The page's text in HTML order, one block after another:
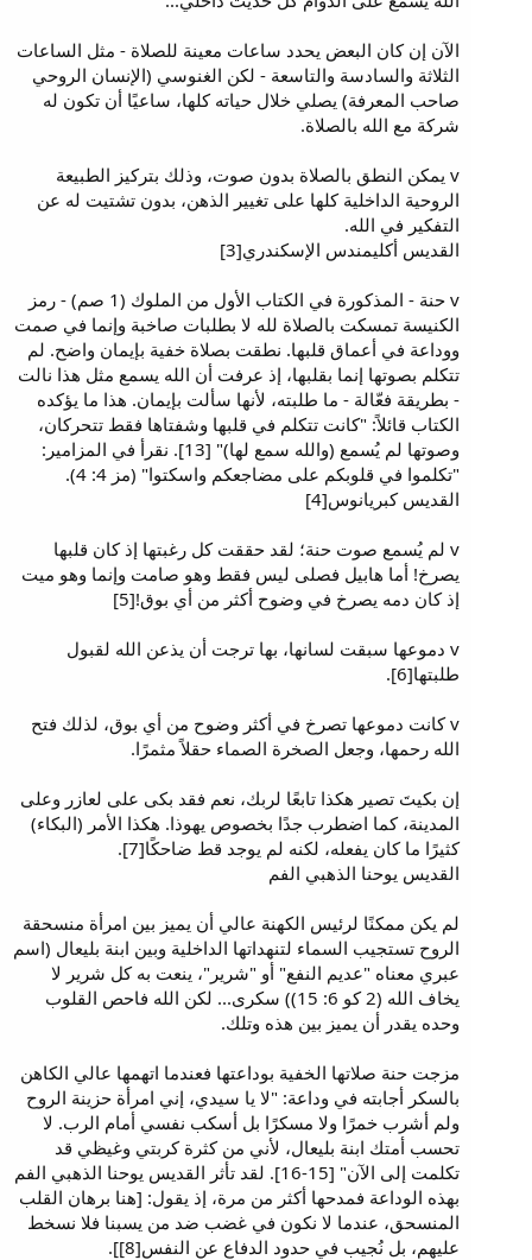
الآن إن كان البعض يحدد ساعات معينة للصلاة - مثل الساعات
الثلاثة والسادسة والتاسعة - لكن الغنوسي (الإنسان الروحي
صاحب المعرفة) يصلي خلال حياته كلها، ساعيًا أن تكون له
شركة مع الله بالصلاة.
v يمكن النطق بالصلاة بدون صوت، وذلك بتركيز الطبيعة
الروحية الداخلية كلها على تغيير الذهن، بدون تشتيت له عن
التفكير في الله.
القديس أكليمندس الإسكندري[3]
v حنة - المذكورة في الكتاب الأول من الملوك (1 صم) - رمز
الكنيسة تمسكت بالصلاة لله لا بطلبات صاخبة وإنما في صمت
ووداعة في أعماق قلبها. نطقت بصلاة خفية بإيمان واضح. لم
تتكلم بصوتها إنما بقلبها، إذ عرفت أن الله يسمع مثل هذا نالت
- بطريقة فعّالة - ما طلبته، لأنها سألت بإيمان. هذا ما يؤكده
الكتاب قائلاً: "كانت تتكلم في قلبها وشفتاها فقط تتحركان،
وصوتها لم يُسمع (والله سمع لها)" [13]. نقرأ في المزامير:
"تكلموا في قلوبكم على مضاجعكم واسكتوا" (مز 4: 4).
القديس كبريانوس[4]
v لم يُسمع صوت حنة؛ لقد حققت كل رغبتها إذ كان قلبها
يصرخ! أما هابيل فصلى ليس فقط وهو صامت وإنما وهو ميت
إذ كان دمه يصرخ في وضوح أكثر من أي بوق![5]
v دموعها سبقت لسانها، بها ترجت أن يذعن الله لقبول
طلبتها[6].
v كانت دموعها تصرخ في أكثر وضوح من أي بوق، لذلك فتح
الله رحمها، وجعل الصخرة الصماء حقلاً مثمرًا.
إن بكيتَ تصير هكذا تابعًا لربك، نعم فقد بكى على لعازر وعلى
المدينة، كما اضطرب جدًا بخصوص يهوذا. هكذا الأمر (البكاء)
كثيرًا ما كان يفعله، لكنه لم يوجد قط ضاحكًا[7].
القديس يوحنا الذهبي الفم
لم يكن ممكنًا لرئيس الكهنة عالي أن يميز بين امرأة منسحقة
الروح تستجيب السماء لتنهداتها الداخلية وبين ابنة بليعال (اسم
عبري معناه "عديم النفع" أو "شرير"، ينعت به كل شرير لا
يخاف الله (2 كو 6: 15)) سكرى... لكن الله فاحص القلوب
وحده يقدر أن يميز بين هذه وتلك.
مزجت حنة صلاتها الخفية بوداعتها فعندما اتهمها عالي الكاهن
بالسكر أجابته في وداعة: "لا يا سيدي، إني امرأة حزينة الروح
ولم أشرب خمرًا ولا مسكرًا بل أسكب نفسي أمام الرب. لا
تحسب أمتك ابنة بليعال، لأني من كثرة كربتي وغيظي قد
تكلمت إلى الآن" [15-16]. لقد تأثر القديس يوحنا الذهبي الفم
بهذه الوداعة فمدحها أكثر من مرة، إذ يقول: [هنا برهان القلب
المنسحق، عندما لا نكون في غضب ضد من يسبنا فلا نسخط
عليهم، بل نُجيب في حدود الدفاع عن النفس[8]].